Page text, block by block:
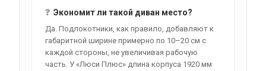
❓ Экономит ли такой диван место?
Да. Подлокотники, как правило, добавляют к
габаритной ширине примерно по 10–20 см с
каждой стороны, не увеличивая рабочую
часть. У «Люси Плюс» длина корпуса 1920 мм